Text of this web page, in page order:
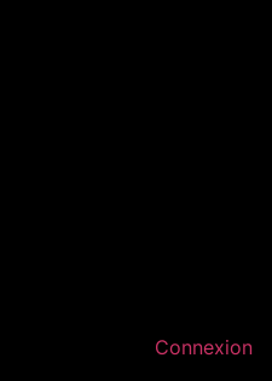
Connexion